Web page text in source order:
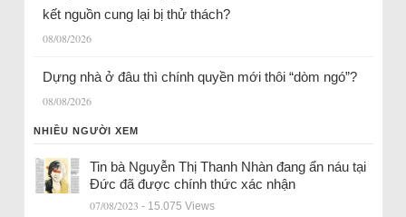
kết nguồn cung lại bị thử thách?
08/08/2026
Dựng nhà ở đâu thì chính quyền mới thôi “dòm ngó”?
08/08/2026
NHIỀU NGƯỜI XEM
Tin bà Nguyễn Thị Thanh Nhàn đang ẩn náu tại
Đức đã được chính thức xác nhận
07/08/2023 - 15.075 Views